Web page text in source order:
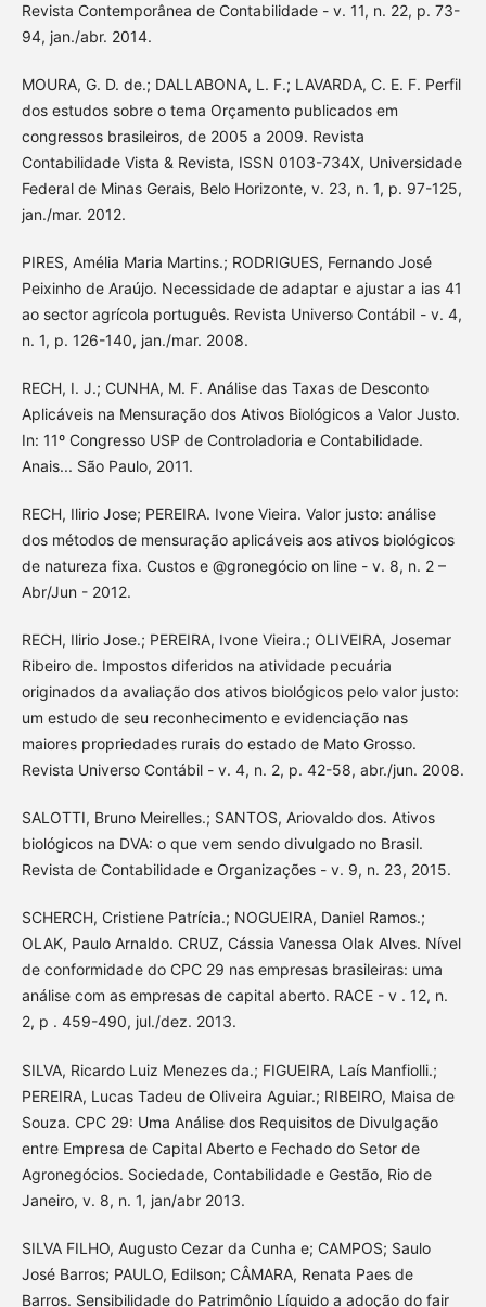
Revista Contemporânea de Contabilidade - v. 11, n. 22, p. 73-
94, jan./abr. 2014.
MOURA, G. D. de.; DALLABONA, L. F.; LAVARDA, C. E. F. Perfil
dos estudos sobre o tema Orçamento publicados em
congressos brasileiros, de 2005 a 2009. Revista
Contabilidade Vista & Revista, ISSN 0103-734X, Universidade
Federal de Minas Gerais, Belo Horizonte, v. 23, n. 1, p. 97-125,
jan./mar. 2012.
PIRES, Amélia Maria Martins.; RODRIGUES, Fernando José
Peixinho de Araújo. Necessidade de adaptar e ajustar a ias 41
ao sector agrícola português. Revista Universo Contábil - v. 4,
n. 1, p. 126-140, jan./mar. 2008.
RECH, I. J.; CUNHA, M. F. Análise das Taxas de Desconto
Aplicáveis na Mensuração dos Ativos Biológicos a Valor Justo.
In: 11º Congresso USP de Controladoria e Contabilidade.
Anais... São Paulo, 2011.
RECH, Ilirio Jose; PEREIRA. Ivone Vieira. Valor justo: análise
dos métodos de mensuração aplicáveis aos ativos biológicos
de natureza fixa. Custos e @gronegócio on line - v. 8, n. 2 –
Abr/Jun - 2012.
RECH, Ilirio Jose.; PEREIRA, Ivone Vieira.; OLIVEIRA, Josemar
Ribeiro de. Impostos diferidos na atividade pecuária
originados da avaliação dos ativos biológicos pelo valor justo:
um estudo de seu reconhecimento e evidenciação nas
maiores propriedades rurais do estado de Mato Grosso.
Revista Universo Contábil - v. 4, n. 2, p. 42-58, abr./jun. 2008.
SALOTTI, Bruno Meirelles.; SANTOS, Ariovaldo dos. Ativos
biológicos na DVA: o que vem sendo divulgado no Brasil.
Revista de Contabilidade e Organizações - v. 9, n. 23, 2015.
SCHERCH, Cristiene Patrícia.; NOGUEIRA, Daniel Ramos.;
OLAK, Paulo Arnaldo. CRUZ, Cássia Vanessa Olak Alves. Nível
de conformidade do CPC 29 nas empresas brasileiras: uma
análise com as empresas de capital aberto. RACE - v . 12, n.
2, p . 459-490, jul./dez. 2013.
SILVA, Ricardo Luiz Menezes da.; FIGUEIRA, Laís Manfiolli.;
PEREIRA, Lucas Tadeu de Oliveira Aguiar.; RIBEIRO, Maisa de
Souza. CPC 29: Uma Análise dos Requisitos de Divulgação
entre Empresa de Capital Aberto e Fechado do Setor de
Agronegócios. Sociedade, Contabilidade e Gestão, Rio de
Janeiro, v. 8, n. 1, jan/abr 2013.
SILVA FILHO, Augusto Cezar da Cunha e; CAMPOS; Saulo
José Barros; PAULO, Edilson; CÂMARA, Renata Paes de
Barros. Sensibilidade do Patrimônio Líquido a adoção do fair